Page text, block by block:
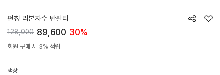
펀칭 리본자수 반팔티
128,000 89,600 30%
회원 구매 시 3% 적립
색상